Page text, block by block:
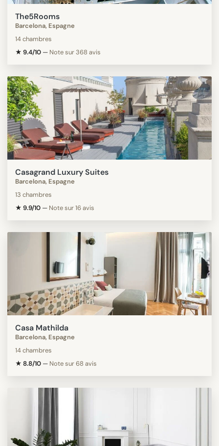
The5Rooms
Barcelona, Espagne
14 chambres
★ 9.4/10 — Note sur 368 avis
Casagrand Luxury Suites
Barcelona, Espagne
13 chambres
★ 9.9/10 — Note sur 16 avis
Casa Mathilda
Barcelona, Espagne
14 chambres
★ 8.8/10 — Note sur 68 avis